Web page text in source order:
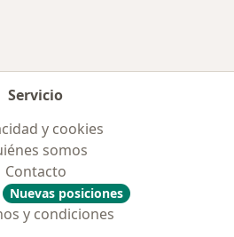
Servicio
y cookies
somos
Contacto
Nuevas posiciones
y condiciones